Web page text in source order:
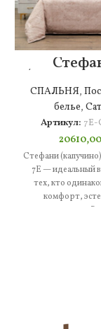
сатин
СПАЛЬНЯ,
белье,
Артикул: 7Е-
20610,00
Стефани
7Е — идеальный
тех, кто
комфорт,
практичность. В